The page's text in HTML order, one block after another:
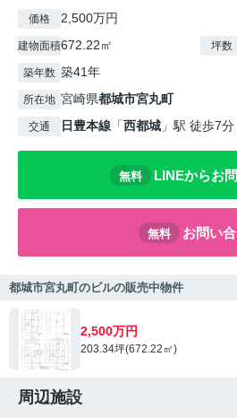
価格 2,500万円
建物面積672.22㎡ 坪数
築年数 築41年
所在地 宮崎県都城市宮丸町
交通 日豊本線 「西都城 」駅 徒歩7分
無料 LINEからお
無料 お問い
都城市宮丸町のビルの販売中物件
2,500万円
203.34坪(672.22㎡)
周辺施設